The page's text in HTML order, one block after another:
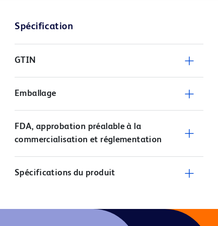
Spécification
GTIN
Emballage
FDA, approbation préalable à la
commercialisation et réglementation
Spécifications du produit